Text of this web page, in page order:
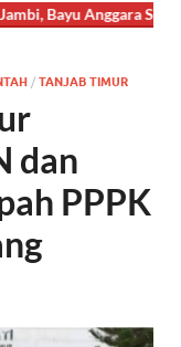
Anggara
/ TANJAB TIMUR
dan
PPPK